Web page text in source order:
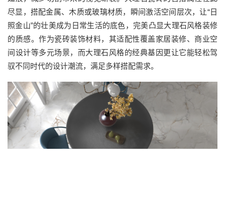
尽显，搭配金属、木质或玻璃材质，瞬间激活空间层次，让“日
照金山”的壮美成为日常生活的底色，完美凸显大理石风格装修
的质感。作为瓷砖装饰材料，其适配性覆盖家居装修、商业空
间设计等多元场景，而大理石风格的经典基因更让它能轻松驾
驭不同时代的设计潮流，满足多样搭配需求。